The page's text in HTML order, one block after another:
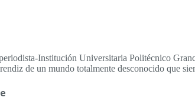
Institución Universitaria Politécnico
de un mundo totalmente desconocido que